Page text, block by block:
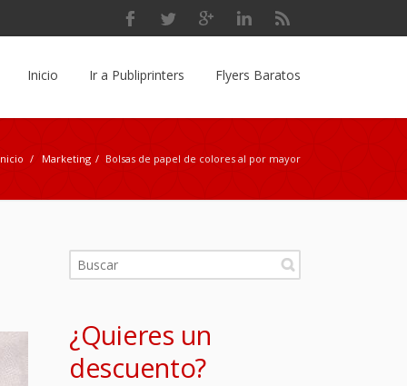
Inicio Ir a Publiprinters Flyers Baratos
/ Marketing / Bolsas de papel de colores al por mayor
¿Quieres un
descuento?